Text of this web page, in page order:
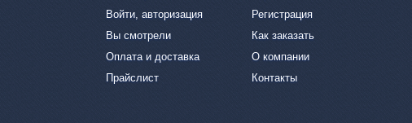
Войти, авторизация
Регистрация
Вы смотрели
Как заказать
Оплата и доставка
О компании
Прайслист
Контакты